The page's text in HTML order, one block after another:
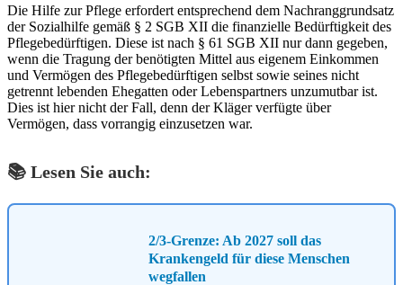
Die Hilfe zur Pflege erfordert entsprechend dem Nachranggrundsatz
der Sozialhilfe gemäß § 2 SGB XII die finanzielle Bedürftigkeit des
Pflegebedürftigen. Diese ist nach § 61 SGB XII nur dann gegeben,
wenn die Tragung der benötigten Mittel aus eigenem Einkommen
und Vermögen des Pflegebedürftigen selbst sowie seines nicht
getrennt lebenden Ehegatten oder Lebenspartners unzumutbar ist.
Dies ist hier nicht der Fall, denn der Kläger verfügte über
Vermögen, dass vorrangig einzusetzen war.
📚 Lesen Sie auch:
2/3-Grenze: Ab 2027 soll das
Krankengeld für diese Menschen
wegfallen